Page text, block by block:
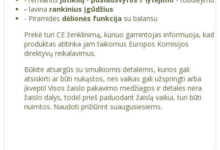
- lavina rankinius įgūdžius
- Piramidės dėlionės funkcija su balansu
Prekė turi CE ženklinimą, kuriuo gamintojas informuoja, kad
produktas atitinka jam taikomus Europos Komisijos
direktyvų reikalavimus.
Būkite atsargūs su smulkiomis detalėmis, kurios gali
atsiskirti ar būti nukąstos, nes vaikas gali užspringti arba
įkvėpti! Visos žaislо pakavimo medžiagos ir detalės nėra
žaislo dalys, todėl prieš paduodant žaislą vaikui, turi būti
nuimtos. Naudoti prižiūrint suaugusiesiems.